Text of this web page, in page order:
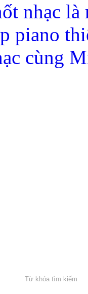
nhạc là
piano
cùng